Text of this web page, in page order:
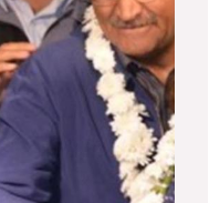
los proyectos
del
en Zonas
de Desarrollo